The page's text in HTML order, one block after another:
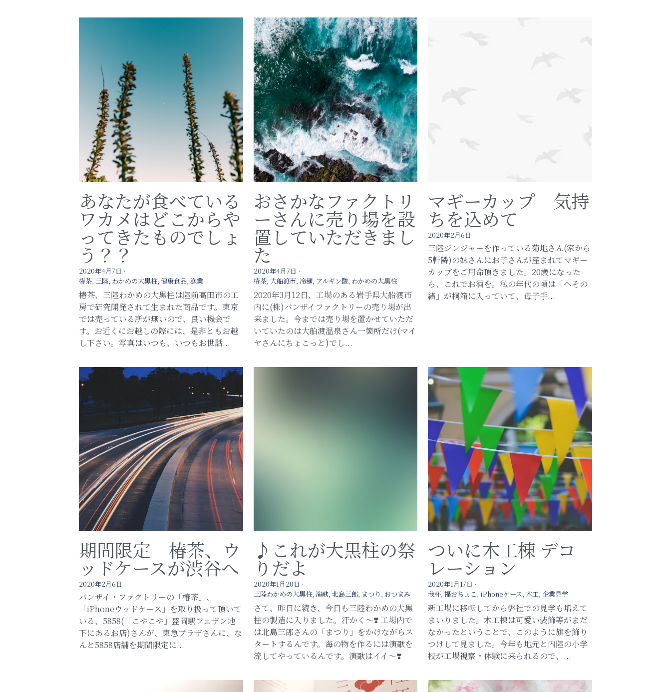
あなたが食べている
ワカメはどこからや
ってきたものでしょ
う？？
2020年4月7日 ·
椿茶, 三陸, わかめの大黒柱, 健康食品, 漁業
椿茶、三陸わかめの大黒柱は陸前高田市の工
房で研究開発されて生まれた商品です。東京
では売っている所が無いので、良い機会で
す。お近くにお越しの際には、是非ともお越
し下さい。写真はいつも、いつもお世話...
おさかなファクトリ
ーさんに売り場を設
置していただきまし
た
2020年4月7日 ·
椿茶, 大船渡市, 冷麺, アルギン酸, わかめの大黒柱
2020年3月12日、工場のある岩手県大船渡市
内に(株)バンザイファクトリーの売り場が出
来ました。今までは売り場を置かせていただ
いていたのは大船渡温泉さん一箇所だけ(マイ
ヤさんにちょこっと)でし...
マギーカップ 気持
ちを込めて
2020年2月6日
三陸ジンジャーを作っている菊地さん(家から
5軒隣)の妹さんにお子さんが産まれてマギー
カップをご用命頂きました。20歳になった
ら、これでお酒を。私の年代の頃は「へその
緒」が桐箱に入っていて、母子手...
期間限定 椿茶、ウ
ッドケースが渋谷へ
2020年2月6日
バンザイ・ファクトリーの「椿茶」、
「iPhoneウッドケース」を取り扱って頂いて
いる、5858(「こやこや」盛岡駅フェザン地
下にあるお店)さんが、東急プラザさんに、な
んと5858店舗を期間限定に...
♪これが大黒柱の祭
りだよ
2020年1月20日 ·
三陸わかめの大黒柱, 演歌, 北島三郎, まつり, おつまみ
さて、昨日に続き、今日も三陸わかめの大黒
柱の製造に入りました。汗かく〜❣️ 工場内で
は北島三郎さんの「まつり」をかけながらス
タートするんです。海の物を作るには演歌を
流してやっているんです。演歌はイイ〜❣️
ついに木工棟 デコ
レーション
2020年1月17日 ·
我杯, 福おちょこ, iPhoneケース, 木工, 企業見学
新工場に移転してから弊社での見学も増えて
まいりました。木工棟は可愛い装飾等がまだ
なかったということで、このように旗を飾り
つけして見ました。今年も地元と内陸の小学
校が工場視察・体験に来られるので、...